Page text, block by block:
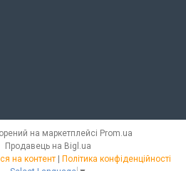
на маркетплейсі Prom.ua
Продавець на Bigl.ua
на контент | Політика конфіденційності